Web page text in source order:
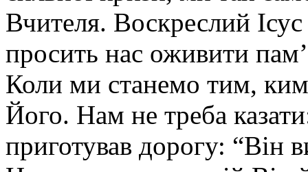
Вчителя. Воскреслий Ісус
просить нас оживити
Коли ми станемо тим,
Його. Нам не треба
приготував дорогу: “Він